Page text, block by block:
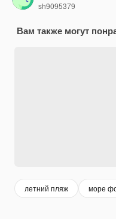
sh9095379
Вам также могут
летний пляж море